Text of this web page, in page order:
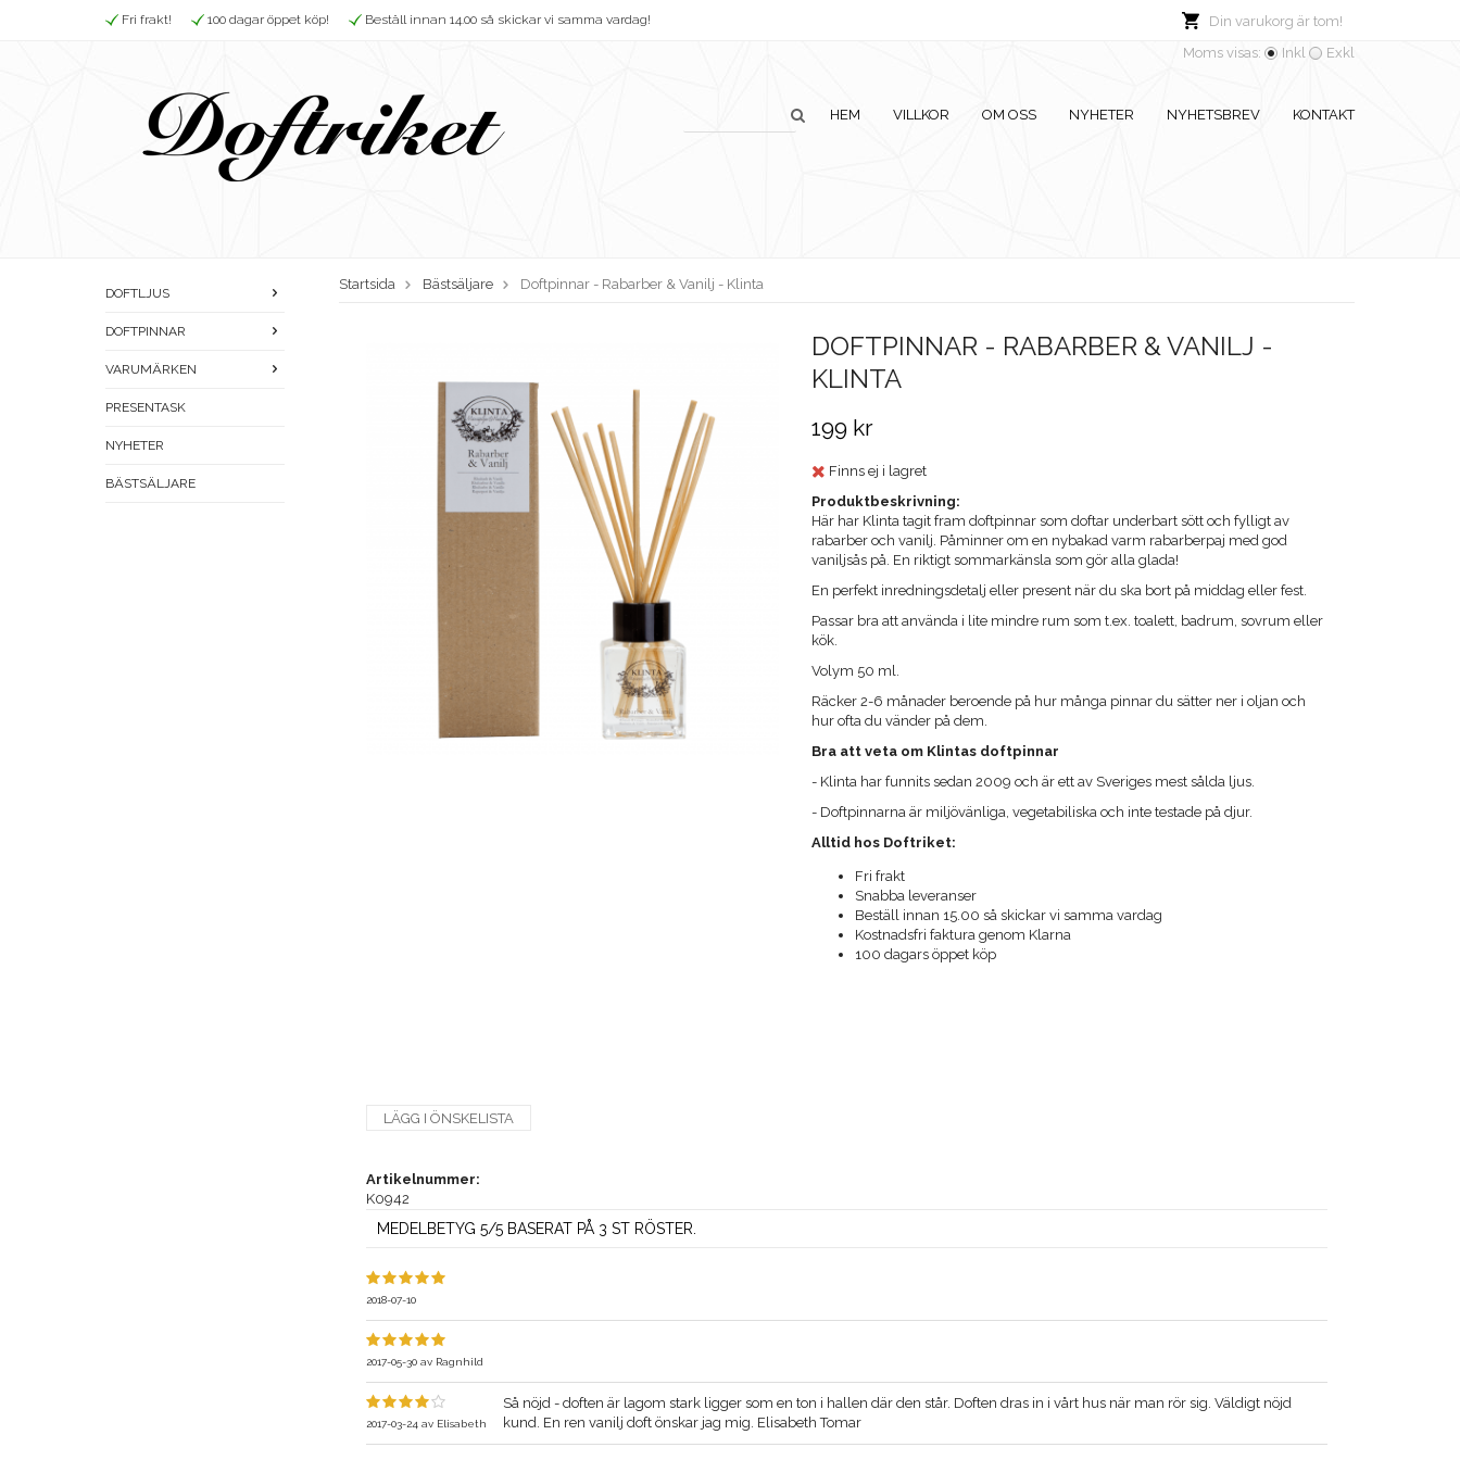
Din varukorg är tom!
Fri frakt! 100 dagar öppet köp! Beställ innan 14.00 så skickar vi samma vardag!
Moms visas: Inkl Exkl
HEM VILLKOR OM OSS NYHETER NYHETSBREV KONTAKT
DOFTLJUS
DOFTPINNAR
VARUMÄRKEN
PRESENTASK
NYHETER
BÄSTSÄLJARE
Startsida Bästsäljare Doftpinnar - Rabarber & Vanilj - Klinta
DOFTPINNAR - RABARBER & VANILJ -
KLINTA
199 kr
Finns ej i lagret
Produktbeskrivning:
Här har Klinta tagit fram doftpinnar som doftar underbart sött och fylligt av
rabarber och vanilj. Påminner om en nybakad varm rabarberpaj med god
vaniljsås på. En riktigt sommarkänsla som gör alla glada!
En perfekt inredningsdetalj eller present när du ska bort på middag eller fest.
Passar bra att använda i lite mindre rum som t.ex. toalett, badrum, sovrum eller
kök.
Volym 50 ml.
Räcker 2-6 månader beroende på hur många pinnar du sätter ner i oljan och
hur ofta du vänder på dem.
Bra att veta om Klintas doftpinnar
- Klinta har funnits sedan 2009 och är ett av Sveriges mest sålda ljus.
- Doftpinnarna är miljövänliga, vegetabiliska och inte testade på djur.
Alltid hos Doftriket:
Fri frakt
Snabba leveranser
Beställ innan 15.00 så skickar vi samma vardag
Kostnadsfri faktura genom Klarna
100 dagars öppet köp
LÄGG I ÖNSKELISTA
Artikelnummer:
K0942
MEDELBETYG 5/5 BASERAT PÅ 3 ST RÖSTER.
2018-07-10
2017-05-30 av Ragnhild
2017-03-24 av Elisabeth
Så nöjd - doften är lagom stark ligger som en ton i hallen där den står. Doften dras in i vårt hus när man rör sig. Väldigt nöjd
kund. En ren vanilj doft önskar jag mig. Elisabeth Tomar